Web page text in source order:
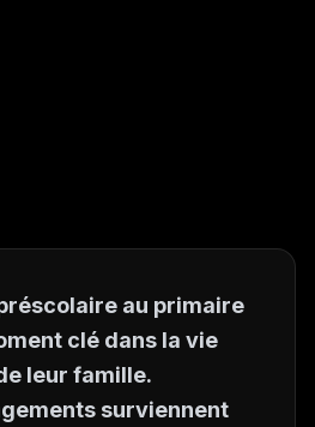
au primaire
clé dans la vie
leur famille.
surviennent